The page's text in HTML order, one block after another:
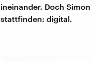
ineinander. Doch
stattfinden: digital.